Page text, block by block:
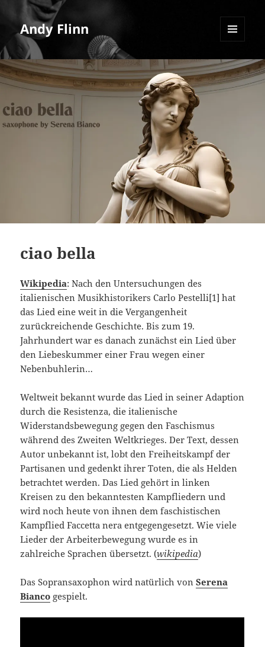
Andy Flinn
WIDGETS
ciao bella
Wikipedia: Nach den Untersuchungen des
italienischen Musikhistorikers Carlo Pestelli[1] hat
das Lied eine weit in die Vergangenheit
zurückreichende Geschichte. Bis zum 19.
Jahrhundert war es danach zunächst ein Lied über
den Liebeskummer einer Frau wegen einer
Nebenbuhlerin…
Weltweit bekannt wurde das Lied in seiner Adaption
durch die Resistenza, die italienische
Widerstandsbewegung gegen den Faschismus
während des Zweiten Weltkrieges. Der Text, dessen
Autor unbekannt ist, lobt den Freiheitskampf der
Partisanen und gedenkt ihrer Toten, die als Helden
betrachtet werden. Das Lied gehört in linken
Kreisen zu den bekanntesten Kampfliedern und
wird noch heute von ihnen dem faschistischen
Kampflied Faccetta nera entgegengesetzt. Wie viele
Lieder der Arbeiterbewegung wurde es in
zahlreiche Sprachen übersetzt. (wikipedia)
Das Sopransaxophon wird natürlich vonSerena
Bianco gespielt.